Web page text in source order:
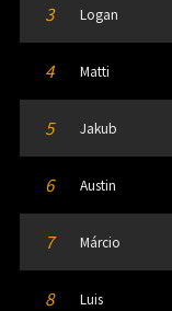
3 Logan
4 Matti
5 Jakub
6 Austin
7 Márcio
8 Luis